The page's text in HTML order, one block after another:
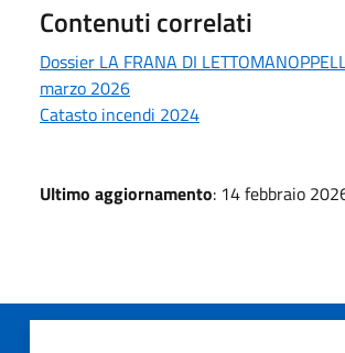
Contenuti correlati
Dossier LA FRANA DI
marzo 2026
Catasto incendi 2024
Ultimo aggiornamento: 14 febbraio